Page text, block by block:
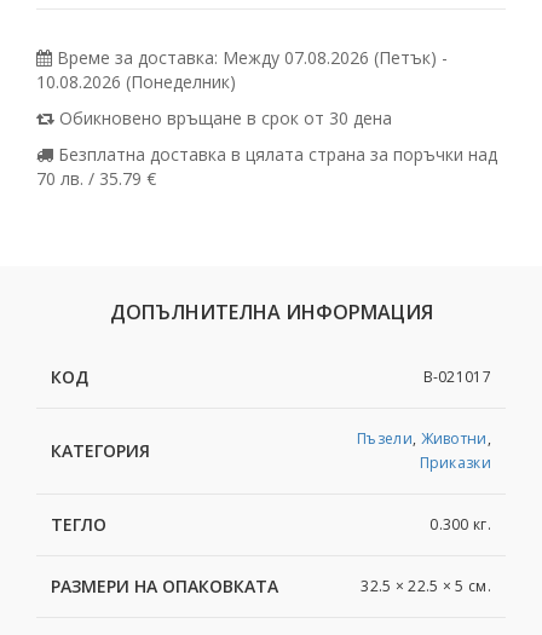
Време за доставка: Между 07.08.2026 (Петък) -
10.08.2026 (Понеделник)
Обикновено връщане в срок от 30 дена
Безплатна доставка в цялата страна за поръчки над
70 лв. / 35.79 €
ДОПЪЛНИТЕЛНА ИНФОРМАЦИЯ
КОД B-021017
КАТЕГОРИЯ
Пъзели, Животни,
Приказки
ТЕГЛО 0.300 кг.
РАЗМЕРИ НА ОПАКОВКАТА 32.5 × 22.5 × 5 см.